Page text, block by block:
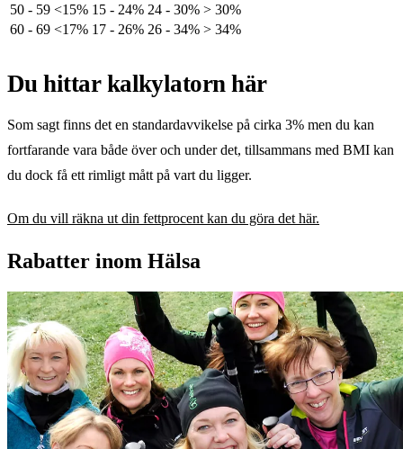
50 - 59 <15% 15 - 24% 24 - 30% > 30%
60 - 69 <17% 17 - 26% 26 - 34% > 34%
Du hittar kalkylatorn här
Som sagt finns det en standardavvikelse på cirka 3% men du kan
fortfarande vara både över och under det, tillsammans med BMI kan
du dock få ett rimligt mått på vart du ligger.
Om du vill räkna ut din fettprocent kan du göra det här.
Rabatter inom Hälsa